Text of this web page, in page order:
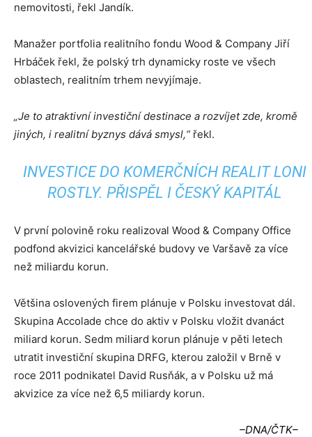
nemovitosti, řekl Jandík.
Manažer portfolia realitního fondu Wood & Company Jiří
Hrbáček řekl, že polský trh dynamicky roste ve všech
oblastech, realitním trhem nevyjímaje.
„Je to atraktivní investiční destinace a rozvíjet zde, kromě
jiných, i realitní byznys dává smysl,“řekl.
INVESTICE DO KOMERČNÍCH REALIT LONI
ROSTLY. PŘISPĚL I ČESKÝ KAPITÁL
V první polovině roku realizoval Wood & Company Office
podfond akvizici kancelářské budovy ve Varšavě za více
než miliardu korun.
Většina oslovených firem plánuje v Polsku investovat dál.
Skupina Accolade chce do aktiv v Polsku vložit dvanáct
miliard korun. Sedm miliard korun plánuje v pěti letech
utratit investiční skupina DRFG, kterou založil v Brně v
roce 2011 podnikatel David Rusňák, a v Polsku už má
akvizice za více než 6,5 miliardy korun.
–DNA/ČTK–